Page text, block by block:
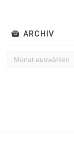
ARCHIV
Archiv